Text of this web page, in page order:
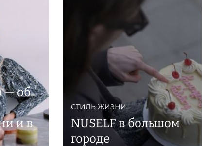
— об
и в
СТИЛЬ ЖИЗНИ
NUSELF в большом
городе